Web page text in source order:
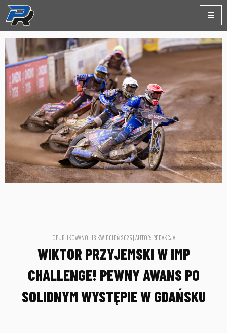
OPUBLIKOWANO: 16 KWIECIEŃ 2025 | AUTOR: REDAKCJA
WIKTOR PRZYJEMSKI W IMP
CHALLENGE! PEWNY AWANS PO
SOLIDNYM WYSTĘPIE W GDAŃSKU